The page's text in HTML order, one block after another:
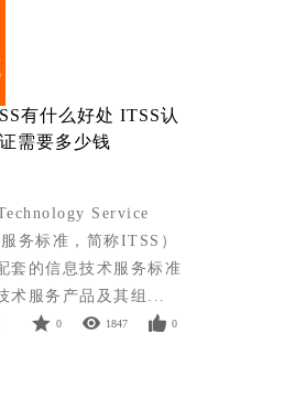
有什么好处 ITSS认
需要多少钱
Service
务标准，简称ITSS）
套的信息技术服务标准
术服务产品及其组...
0 1847 0